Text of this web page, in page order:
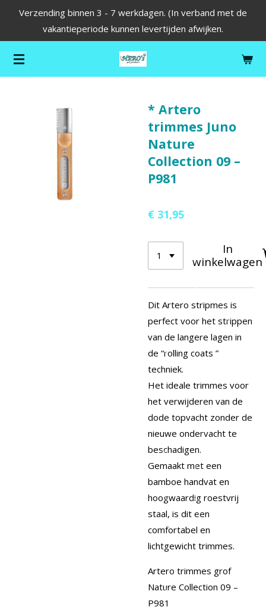
de
hoofdinhoud
Verzending binnen 3 - 7 werkdagen. (In verband met de
vakantieperiode kunnen levertijden afwijken.
* Artero
trimmes Juno
Nature
Collection 09 –
P981
€ 31,95
In
winkelwagen
Dit Artero stripmes is
perfect voor het strippen
van de langere lagen in
de “rolling coats ”
techniek.
Het ideale trimmes voor
het verwijderen van de
dode topvacht zonder de
nieuwe ondervacht te
beschadigen.
Gemaakt met een
bamboe handvat en
hoogwaardig roestvrij
staal, is dit een
comfortabel en
lichtgewicht trimmes.
Artero trimmes grof
Nature Collection 09 –
P981